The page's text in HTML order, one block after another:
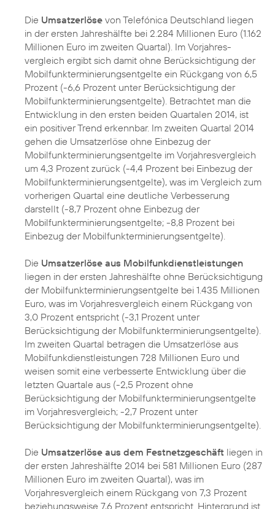
Die Umsatzerlöse von Telefónica Deutschland liegen
in der ersten Jahreshälfte bei 2.284 Millionen Euro (1.162
Millionen Euro im zweiten Quartal). Im Vorjahres-
vergleich ergibt sich damit ohne Berücksichtigung der
Mobilfunkterminierungsentgelte ein Rückgang von 6,5
Prozent (-6,6 Prozent unter Berücksichtigung der
Mobilfunkterminierungsentgelte). Betrachtet man die
Entwicklung in den ersten beiden Quartalen 2014, ist
ein positiver Trend erkennbar. Im zweiten Quartal 2014
gehen die Umsatzerlöse ohne Einbezug der
Mobilfunkterminierungsentgelte im Vorjahresvergleich
um 4,3 Prozent zurück (-4,4 Prozent bei Einbezug der
Mobilfunkterminierungsentgelte), was im Vergleich zum
vorherigen Quartal eine deutliche Verbesserung
darstellt (-8,7 Prozent ohne Einbezug der
Mobilfunkterminierungsentgelte; -8,8 Prozent bei
Einbezug der Mobilfunkterminierungsentgelte).
Die Umsatzerlöse aus Mobilfunkdienstleistungen
liegen in der ersten Jahreshälfte ohne Berücksichtigung
der Mobilfunkterminierungsentgelte bei 1.435 Millionen
Euro, was im Vorjahresvergleich einem Rückgang von
3,0 Prozent entspricht (-3,1 Prozent unter
Berücksichtigung der Mobilfunkterminierungsentgelte).
Im zweiten Quartal betragen die Umsatzerlöse aus
Mobilfunkdienstleistungen 728 Millionen Euro und
weisen somit eine verbesserte Entwicklung über die
letzten Quartale aus (-2,5 Prozent ohne
Berücksichtigung der Mobilfunkterminierungsentgelte
im Vorjahresvergleich; -2,7 Prozent unter
Berücksichtigung der Mobilfunkterminierungsentgelte).
Die Umsatzerlöse aus dem Festnetzgeschäft liegen in
der ersten Jahreshälfte 2014 bei 581 Millionen Euro (287
Millionen Euro im zweiten Quartal), was im
Vorjahresvergleich einem Rückgang von 7,3 Prozent
beziehungsweise 7,6 Prozent entspricht. Hintergrund ist